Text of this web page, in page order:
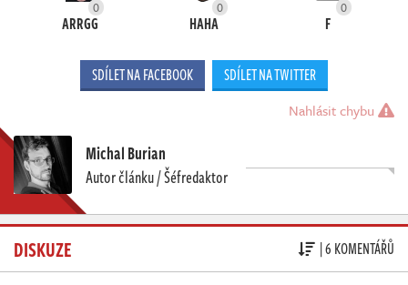
0
ARRGG
0
HAHA
0
F
SDÍLET NA FACEBOOK SDÍLET NA TWITTER
Nahlásit chybu
Michal Burian
Autor článku / Šéfredaktor
DISKUZE | 6 KOMENTÁŘŮ